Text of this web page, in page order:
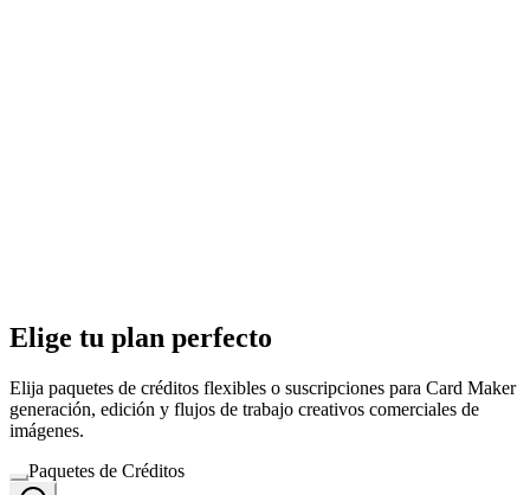
Elige tu plan perfecto
Elija paquetes de créditos flexibles o suscripciones para Card Maker
generación, edición y flujos de trabajo creativos comerciales de
imágenes.
Paquetes de Créditos